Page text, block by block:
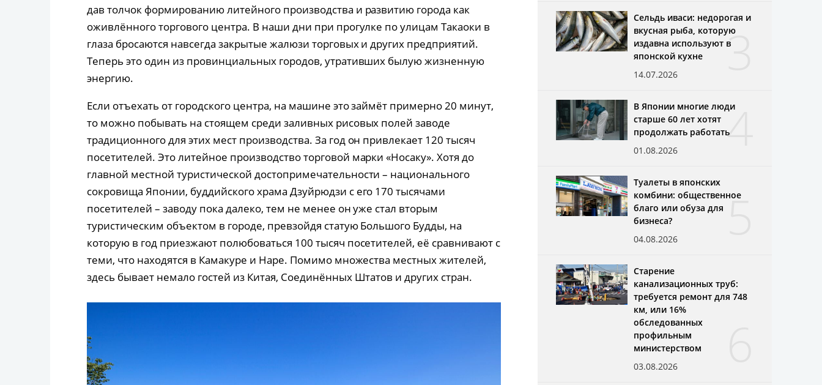
дав толчок формированию литейного производства и развитию города как
оживлённого торгового центра. В наши дни при прогулке по улицам Такаоки в
глаза бросаются навсегда закрытые жалюзи торговых и других предприятий.
Теперь это один из провинциальных городов, утративших былую жизненную
энергию.
Если отъехать от городского центра, на машине это займёт примерно 20 минут,
то можно побывать на стоящем среди заливных рисовых полей заводе
традиционного для этих мест производства. За год он привлекает 120 тысяч
посетителей. Это литейное производство торговой марки «Носаку». Хотя до
главной местной туристической достопримечательности – национального
сокровища Японии, буддийского храма Дзуйрюдзи с его 170 тысячами
посетителей – заводу пока далеко, тем не менее он уже стал вторым
туристическим объектом в городе, превзойдя статую Большого Будды, на
которую в год приезжают полюбоваться 100 тысяч посетителей, её сравнивают с
теми, что находятся в Камакуре и Наре. Помимо множества местных жителей,
здесь бывает немало гостей из Китая, Соединённых Штатов и других стран.
3
Сельдь иваси: недорогая и
вкусная рыба, которую
издавна используют в
японской кухне
14.07.2026
4
В Японии многие люди
старше 60 лет хотят
продолжать работать
01.08.2026
5
Туалеты в японских
комбини: общественное
благо или обуза для
бизнеса?
04.08.2026
Старение
канализационных труб:
требуется ремонт для 748
км, или 16%
обследованных
профильным
министерством
03.08.2026